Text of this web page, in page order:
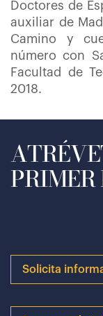
Doctores de
auxiliar de
Camino y
número con
Facultad de
2018.
PRIMER
Solicita